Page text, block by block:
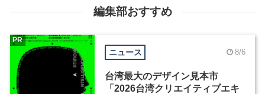
編集部おすすめ
ニュース 8/6
台湾最大のデザイン見本市
「2026台湾クリエイティブエキ
PR